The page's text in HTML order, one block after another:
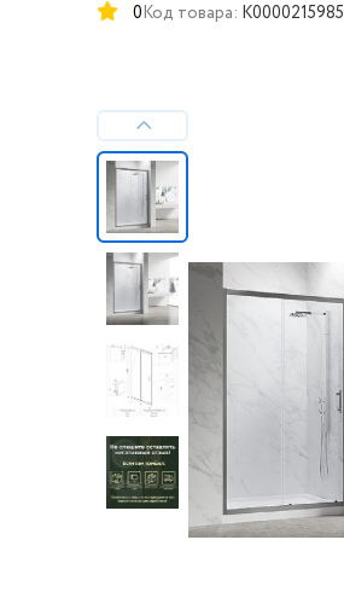
0Код товара: K0000215985